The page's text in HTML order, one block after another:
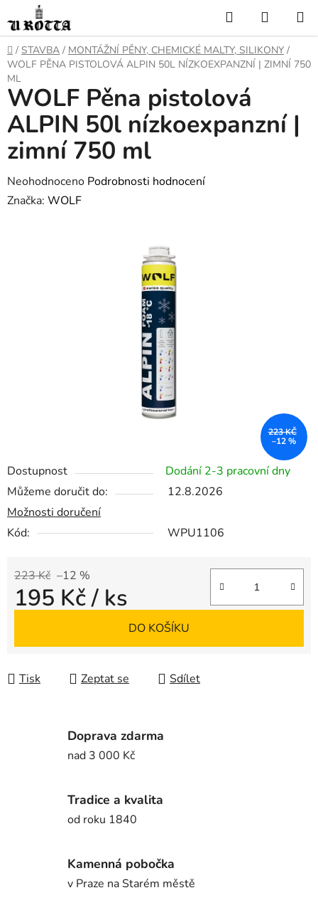
na
obsah
Hledat
KOŠÍK
DOMŮ
/ STAVBA / MONTÁŽNÍ PĚNY, CHEMICKÉ MALTY, SILIKONY /
WOLF PĚNA PISTOLOVÁ ALPIN 50L NÍZKOEXPANZNÍ | ZIMNÍ 750
ML
Dostupnost
Dodání 2-3 pracovní dny
Můžeme doručit do:
12.8.2026
Možnosti doručení
Kód:
WPU1106
223 Kč –12 %
195 Kč/ ks
DO KOŠÍKU
Tisk Zeptat se Sdílet
WOLF Pěna pistolová
ALPIN 50l nízkoexpanzní |
zimní 750 ml
Průměrné
hodnocení
Neohodnoceno Podrobnosti hodnocení
Značka: WOLF
223 KČ
–12 %
Doprava zdarma
nad 3 000 Kč
Tradice a kvalita
od roku 1840
Kamenná pobočka
v Praze na Starém městě